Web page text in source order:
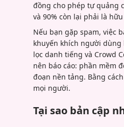
đồng cho phép tự quảng
và 90% còn lại phải là
Nếu bạn gặp spam, việc
khuyến khích người dùng
lọc danh tiếng và Crowd
nên báo cáo: phần mềm
đoạn nền tảng. Bằng
mọi người.
Tại sao bản cập